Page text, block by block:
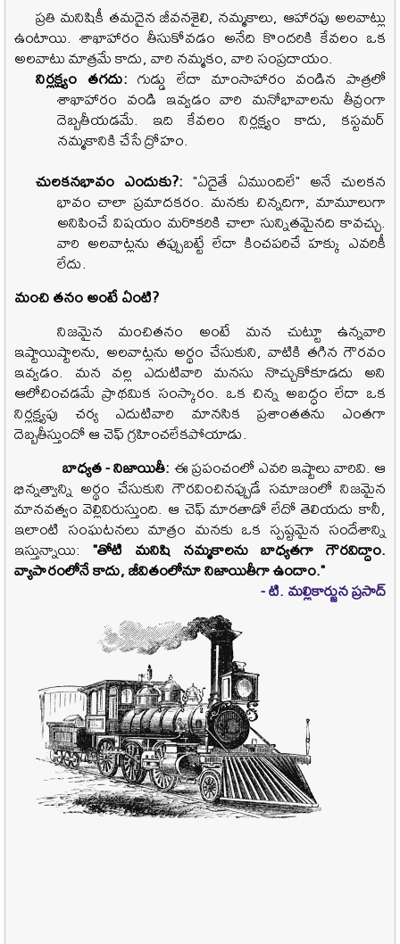
ప్రతి మనిషికీ తమదైన జీవనశైలి, నమ్మకాలు, ఆహారపు అలవాట్లు
ఉంటాయి. శాఖాహారం తీసుకోవడం అనేది కొందరికి కేవలం ఒక
అలవాటు మాత్రమే కాదు,వారి నమ్మకం,వారి సంప్రదాయం.
నిర్లక్ష్యం తగదు: గుడ్డు లేదా మాంసాహారం వండిన పాత్రలో
శాఖాహారం వండి ఇవ్వడం వారి మనోభావాలను తీవ్రంగా
దెబ్బతీయడమే. ఇది కేవలం నిర్లక్ష్యం కాదు, కస్టమర్
నమ్మకానికి చేసే ద్రోహం.
చులకనభావం ఎందుకు?: "ఏదైతే ఏముందిలే" అనే చులకన
భావం చాలా ప్రమాదకరం. మనకు చిన్నదిగా,మామూలుగా
అనిపించే విషయం మరొకరికి చాలా సున్నితమైనది కావచ్చు.
వారి అలవాట్లను తప్పుబట్టే లేదా కించపరిచే హక్కు ఎవరికీ
లేదు.
మంచి తనం అంటే ఏంటి?
నిజమైన మంచితనం అంటే మన చుట్టూ ఉన్నవారి
ఇష్టాయిష్టాలను, అలవాట్లను అర్థం చేసుకుని, వాటికి తగిన గౌరవం
ఇవ్వడం. మన వల్ల ఎదుటివారి మనసు నొచ్చుకోకూడదు అని
ఆలోచించడమే ప్రాథమిక సంస్కారం. ఒక చిన్న అబద్ధం లేదా ఒక
నిర్లక్ష్యపు చర్య ఎదుటివారి మానసిక ప్రశాంతతను ఎంతగా
దెబ్బతీస్తుందో ఆ చెఫ్ గ్రహించలేకపోయాడు.
బాధ్యత-నిజాయితీ:ఈ ప్రపంచంలో ఎవరి ఇష్టాలు వారివి. ఆ
భిన్నత్వాన్ని అర్థం చేసుకుని గౌరవించినప్పుడే సమాజంలో నిజమైన
మానవత్వం వెల్లివిరుస్తుంది. ఆ చెఫ్ మారతాడో లేదో తెలియదు కానీ,
ఇలాంటి సంఘటనలు మాత్రం మనకు ఒక స్పష్టమైన సందేశాన్ని
ఇస్తున్నాయి: "తోటి మనిషి నమ్మకాలను బాధ్యతగా గౌరవిద్దాం.
వ్యాపారంలోనే కాదు,జీవితంలోనూ నిజాయితీగా ఉందాం."
- టి. మల్లికార్జున ప్రసాద్